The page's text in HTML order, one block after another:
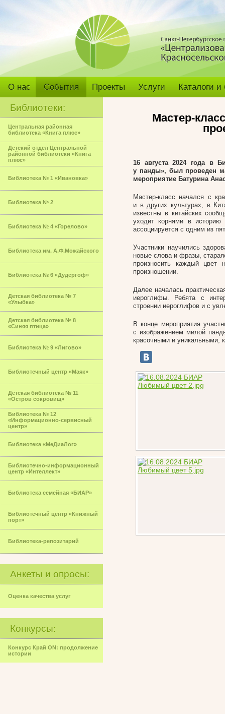
О нас События Проекты Услуги Каталоги
Библиотеки:
Центральная районная
библиотека «Книга плюс»
Детский отдел Центральной
районной библиотеки «Книга
плюс»
Библиотека № 1 «Ивановка»
Библиотека № 2
Библиотека № 4 «Горелово»
Библиотека им. А.Ф.Можайского
Библиотека № 6 «Дудергоф»
Детская библиотека № 7
«Улыбка»
Детская библиотека № 8
«Синяя птица»
Библиотека № 9 «Лигово»
Библиотечный центр «Маяк»
Детская библиотека № 11
«Остров сокровищ»
Библиотека № 12
«Информационно-сервисный
центр»
Библиотека «МеДиаЛог»
Библиотечно-информационный
центр «Интеллект»
Библиотека семейная «БИАР»
Библиотечный центр «Книжный
порт»
Библиотека-репозитарий
Анкеты и опросы:
Оценка качества услуг
Конкурсы:
Конкурс Край ON: продолжение
истории
Мастер-
16 августа 2024 года в
у панды», был проведен
мероприятие Батурина
Мастер-класс начался с
и в других культурах, в
известны в китайских
уходит корнями в историю
ассоциируется с одним из
Участники научились
новые слова и фразы,
произносить каждый цвет
произношении.
Далее началась
иероглифы. Ребята с
строении иероглифов и с
В конце мероприятия
с изображением милой
красочными и уникальными,